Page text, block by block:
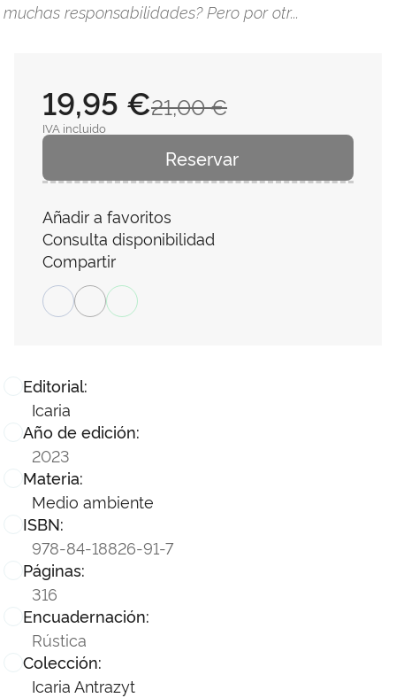
muchas responsabilidades? Pero por otr...
Editorial:
Icaria
Año de edición:
2023
Materia:
Medio ambiente
ISBN:
978-84-18826-91-7
Páginas:
316
Encuadernación:
Rústica
Colección:
Icaria Antrazyt
21,00 €
19,95 €
IVA incluido
Reservar
Añadir a favoritos
Consulta disponibilidad
Compartir